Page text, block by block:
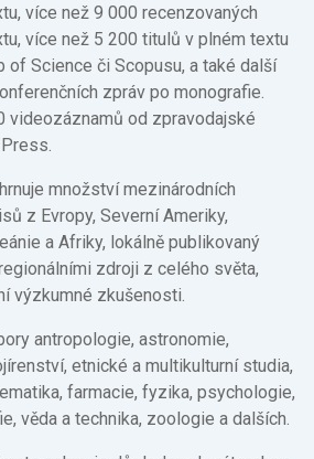
více než 9 000 recenzovaných
více než 5 200 titulů v plném textu
of Science či Scopusu, a také další
zpráv po monografie.
videozáznamů od zpravodajské
množství mezinárodních
z Evropy, Severní Ameriky,
a Afriky, lokálně publikovaný
zdroji z celého světa,
výzkumné zkušenosti.
antropologie, astronomie,
etnické a multikulturní studia,
farmacie, fyzika, psychologie,
věda a technika, zoologie a dalších.